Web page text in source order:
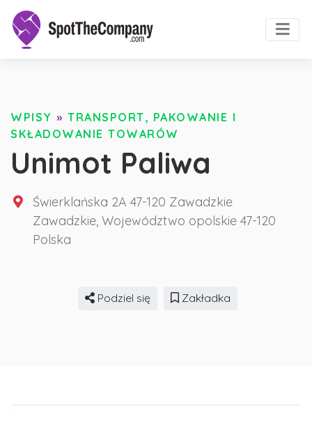
WPISY » TRANSPORT, PAKOWANIE I
SKŁADOWANIE TOWARÓW
Unimot Paliwa
Świerklańska 2A 47-120 Zawadzkie
Zawadzkie, Województwo opolskie 47-120
Polska
Podziel się Zakładka